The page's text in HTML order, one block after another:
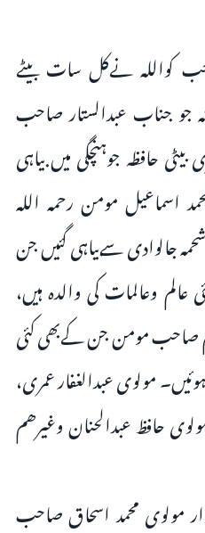
کواللہ نےکل سات بیٹے
جو جناب عبدالستار صاحب
حافظہ جوہنچگی میں بیاہی
اسماعیل مومن رحمہ اللہ
شحمہ جالوادی سےبیاہی گئیں جن
وعالمات کی والدہ ہیں،
صاحب مومن جن کےبھی کئی
ہوئیں۔ مولوی عبدالغفار عمری،
حافظ عبدالحنان وغیرھم
مولوی محمد اسحاق صاحب